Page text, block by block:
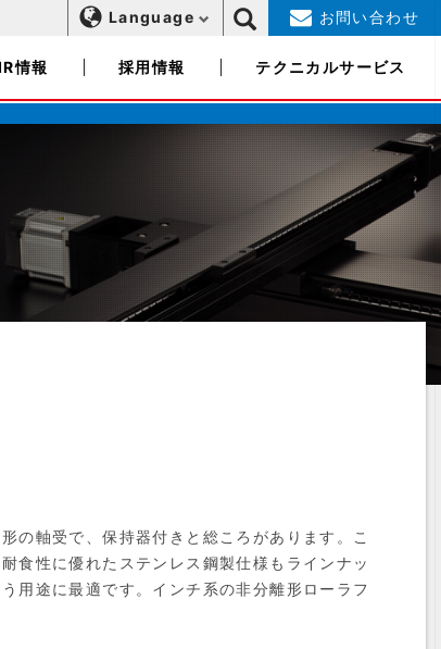
Language お問い合わせ
情報 採用情報 テクニカルサービス
の軸受で、保持器付きと総ころがあります。こ
食性に優れたステンレス鋼製仕様もラインナッ
用途に最適です。インチ系の非分離形ローラフ